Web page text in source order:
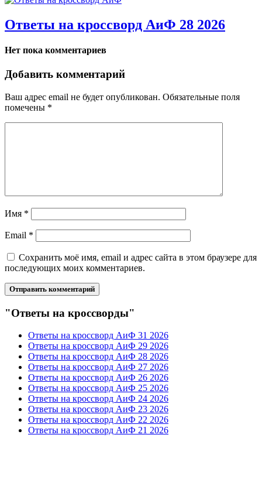
Ответы на кроссворд АиФ 28 2026
Нет пока комментариев
Добавить комментарий
Ваш адрес email не будет опубликован. Обязательные поля
помечены *
Имя *
Email *
Сохранить моё имя, email и адрес сайта в этом браузере для
последующих моих комментариев.
"Ответы на кроссворды"
Ответы на кроссворд АиФ 31 2026
Ответы на кроссворд АиФ 29 2026
Ответы на кроссворд АиФ 28 2026
Ответы на кроссворд АиФ 27 2026
Ответы на кроссворд АиФ 26 2026
Ответы на кроссворд АиФ 25 2026
Ответы на кроссворд АиФ 24 2026
Ответы на кроссворд АиФ 23 2026
Ответы на кроссворд АиФ 22 2026
Ответы на кроссворд АиФ 21 2026